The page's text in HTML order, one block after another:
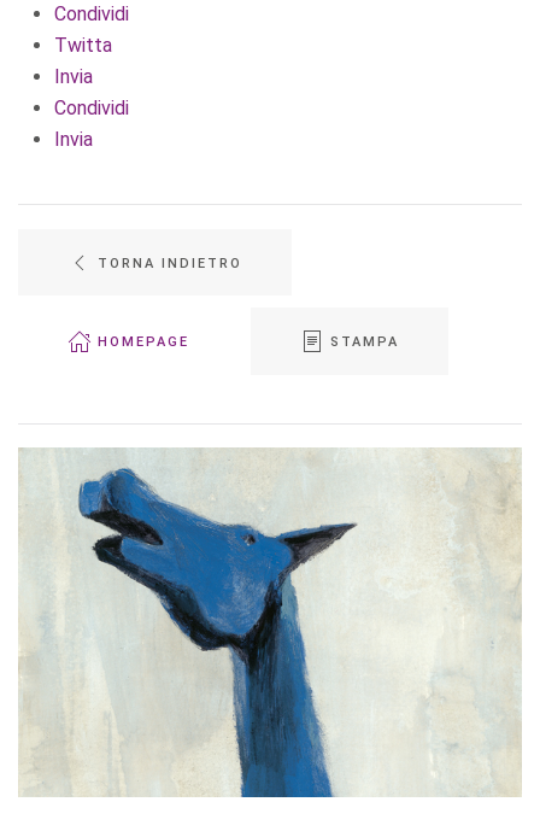
Condividi
Twitta
Invia
Condividi
Invia
TORNA INDIETRO
HOMEPAGE STAMPA